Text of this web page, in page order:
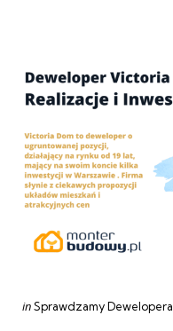
Categories
Posted
inSprawdzamy Dewelopera